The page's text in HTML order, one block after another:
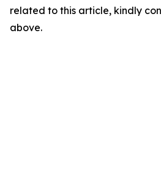
related to this article, kindly
above.